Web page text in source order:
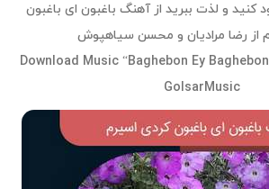
کنید و لذت ببرید از آهنگ باغبون ای باغبون
از رضا مرادیان و محسن سیاهپوش
Download Music “Baghebon Ey
GolsarMusic